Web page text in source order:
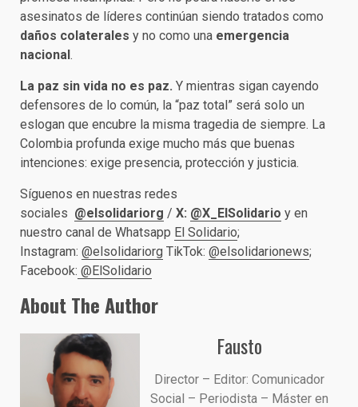
asesinatos de líderes continúan siendo tratados como
daños colaterales y no como una emergencia
nacional.
La paz sin vida no es paz. Y mientras sigan cayendo
defensores de lo común, la “paz total” será solo un
eslogan que encubre la misma tragedia de siempre. La
Colombia profunda exige mucho más que buenas
intenciones: exige presencia, protección y justicia.
Síguenos en nuestras redes
sociales @elsolidariorg / X: @X_ElSolidario y en
nuestro canal de Whatsapp El Solidario;
Instagram: @elsolidariorg TikTok: @elsolidarionews;
Facebook: @ElSolidario
About The Author
Fausto
Director – Editor: Comunicador
Social – Periodista – Máster en